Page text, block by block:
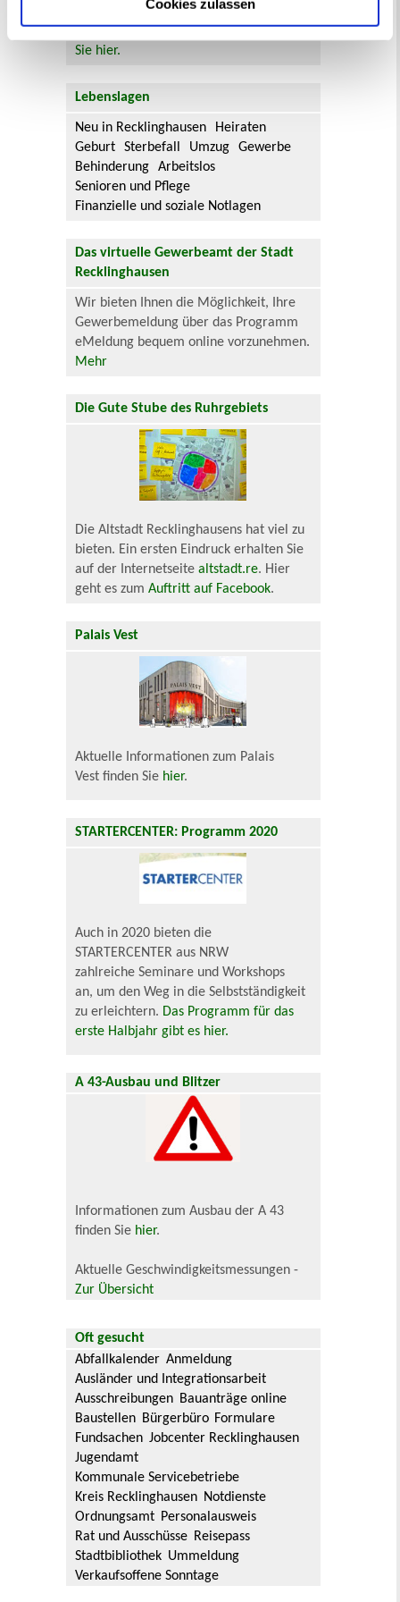
Cookies zulassen
Aktuelle Bürgerbeteiligungen zu
Flächennutzungsplan-Änderungen finden
Sie hier.
Lebenslagen
Neu in Recklinghausen
Heiraten
Geburt
Sterbefall Umzug
Gewerbe
Behinderung
Arbeitslos
Senioren und Pflege
Finanzielle und soziale Notlagen
Das virtuelle Gewerbeamt der Stadt
Recklinghausen
Wir bieten Ihnen die Möglichkeit, Ihre
Gewerbemeldung über das Programm
eMeldung bequem online vorzunehmen.
Mehr
Die Gute Stube des Ruhrgebiets
Die Altstadt Recklinghausens hat viel zu
bieten. Ein ersten Eindruck erhalten Sie
auf der Internetseitealtstadt.re. Hier
geht es zumAuftritt auf Facebook.
Palais Vest
Aktuelle Informationen zum Palais
Vest finden Sie hier.
STARTERCENTER: Programm 2020
Auch in 2020 bieten die
STARTERCENTER aus NRW
zahlreiche Seminare und Workshops
an, um den Weg in die Selbstständigkeit
zu erleichtern. Das Programm für das
erste Halbjahr gibt es hier.
A 43-Ausbau und Blitzer
Informationen zum Ausbau der A 43
finden Sie hier.
Aktuelle Geschwindigkeitsmessungen -
Zur Übersicht
Oft gesucht
Abfallkalender Anmeldung
Ausländer und Integrationsarbeit
Ausschreibungen Bauanträge online
Baustellen Bürgerbüro Formulare
Fundsachen Jobcenter Recklinghausen
Jugendamt
Kommunale Servicebetriebe
Kreis Recklinghausen Notdienste
Ordnungsamt Personalausweis
Rat und Ausschüsse Reisepass
Stadtbibliothek Ummeldung
Verkaufsoffene Sonntage